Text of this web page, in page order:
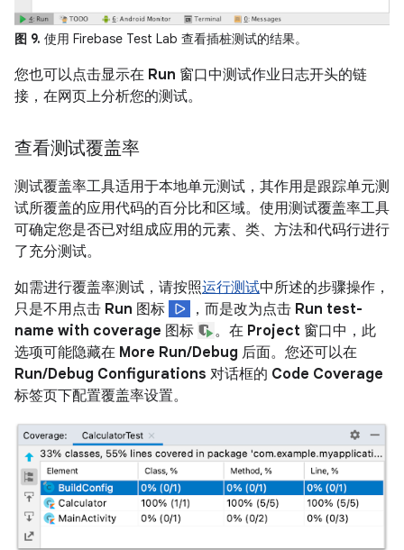
图 9. 使用 Firebase Test Lab 查看插桩测试的结果。
您也可以点击显示在 Run 窗口中测试作业日志开头的链
接，在网页上分析您的测试。
查看测试覆盖率
测试覆盖率工具适用于本地单元测试，其作用是跟踪单元测
试所覆盖的应用代码的百分比和区域。使用测试覆盖率工具
可确定您是否已对组成应用的元素、类、方法和代码行进行
了充分测试。
如需进行覆盖率测试，请按照运行测试中所述的步骤操作，
只是不用点击 Run 图标 ，而是改为点击 Run test-
name with coverage 图标 。在 Project 窗口中，此
选项可能隐藏在 More Run/Debug 后面。您还可以在
Run/Debug Configurations 对话框的 Code Coverage
标签页下配置覆盖率设置。